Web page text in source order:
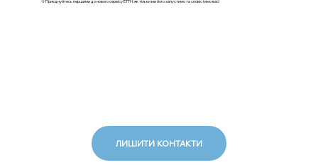
💡Приєднуйтесь першими до нового сервісу ЕТТН: як тільки ми його запустимо та сповістимо вас!
ЛИШИТИ КОНТАКТИ